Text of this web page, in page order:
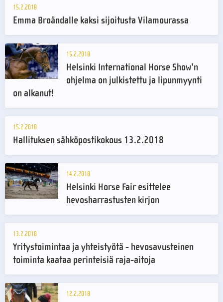
15.2.2018
Emma Broändalle kaksi sijoitusta Vilamourassa
15.2.2018
Helsinki International Horse Show’n
ohjelma on julkistettu ja lipunmyynti
on alkanut!
15.2.2018
Hallituksen sähköpostikokous 13.2.2018
14.2.2018
Helsinki Horse Fair esittelee
hevosharrastusten kirjon
13.2.2018
Yritystoimintaa ja yhteistyötä - hevosavusteinen
toiminta kaataa perinteisiä raja-aitoja
12.2.2018